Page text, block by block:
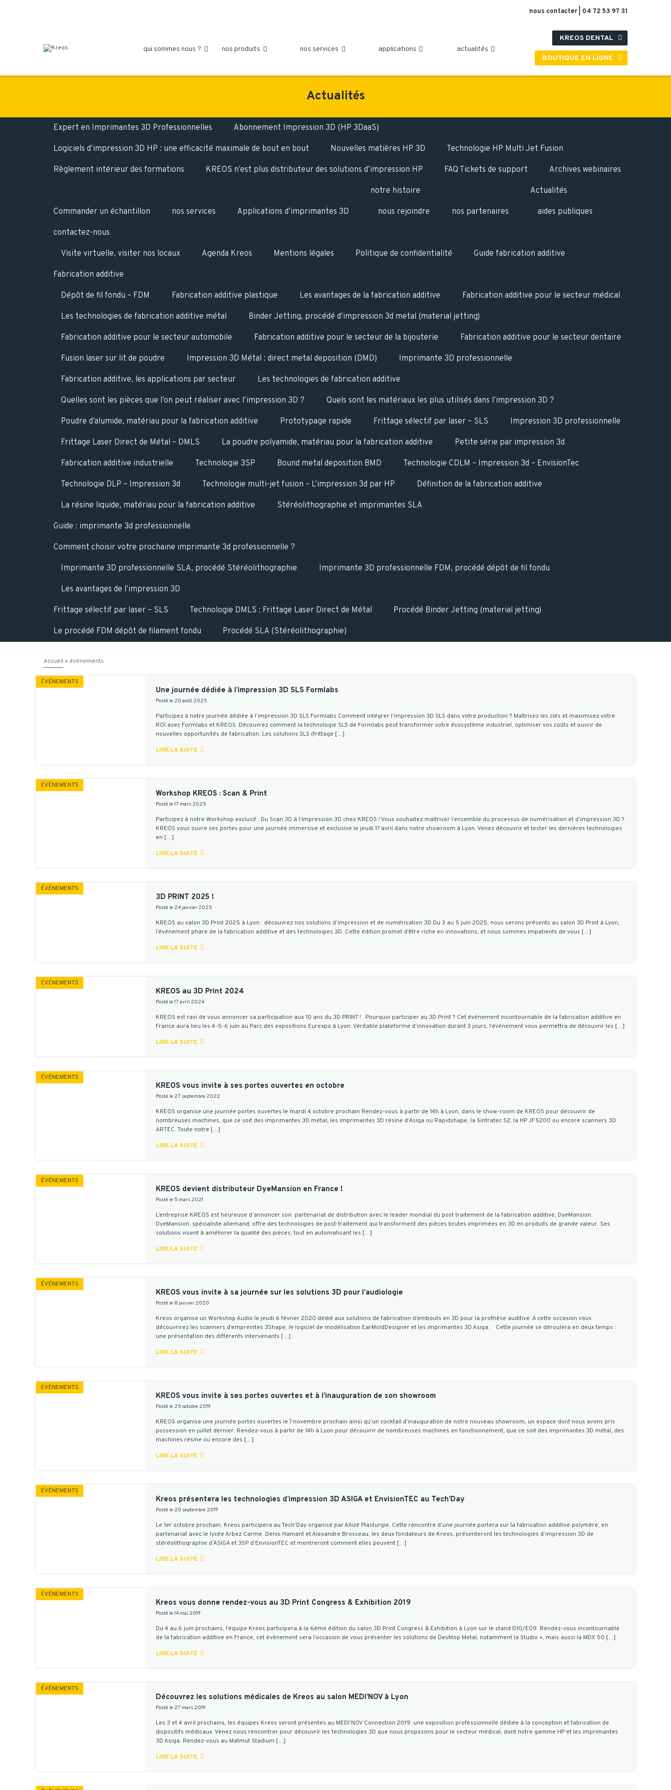
nous contacter 04 72 53 97 31
qui sommes nous ?  nos produits  nos services  applications  actualités 
KREOS DENTAL 
BOUTIQUE EN LIGNE 
Actualités
Expert en Imprimantes 3D Professionnelles Abonnement Impression 3D (HP 3DaaS)
Logiciels d’impression 3D HP : une efficacité maximale de bout en bout Nouvelles matières HP 3D Technologie HP Multi Jet Fusion
Règlement intérieur des formations KREOS n’est plus distributeur des solutions d’impression HP FAQ Tickets de support Archives webinaires
Commander un échantillon nos services Applications d’imprimantes 3D
notre histoire
nous rejoindre nos partenaires
Actualités
aides publiques
contactez-nous
Visite virtuelle, visiter nos locaux Agenda Kreos Mentions légales Politique de confidentialité Guide fabrication additive
Fabrication additive
Dépôt de fil fondu – FDM Fabrication additive plastique Les avantages de la fabrication additive Fabrication additive pour le secteur médical
Les technologies de fabrication additive métal Binder Jetting, procédé d’impression 3d metal (material jetting)
Fabrication additive pour le secteur automobile Fabrication additive pour le secteur de la bijouterie Fabrication additive pour le secteur dentaire
Fusion laser sur lit de poudre Impression 3D Métal : direct metal deposition (DMD) Imprimante 3D professionnelle
Fabrication additive, les applications par secteur Les technologies de fabrication additive
Quelles sont les pièces que l’on peut réaliser avec l’impression 3D ? Quels sont les matériaux les plus utilisés dans l’impression 3D ?
Poudre d’alumide, matériau pour la fabrication additive Prototypage rapide Frittage sélectif par laser – SLS Impression 3D professionnelle
Frittage Laser Direct de Métal – DMLS La poudre polyamide, matériau pour la fabrication additive Petite série par impression 3d
Fabrication additive industrielle Technologie 3SP Bound metal deposition BMD Technologie CDLM – Impression 3d – EnvisionTec
Technologie DLP – Impression 3d Technologie multi-jet fusion – L’impression 3d par HP Définition de la fabrication additive
La résine liquide, matériau pour la fabrication additive Stéréolithographie et imprimantes SLA
Guide : imprimante 3d professionnelle
Comment choisir votre prochaine imprimante 3d professionnelle ?
Imprimante 3D professionnelle SLA, procédé Stéréolithographie Imprimante 3D professionnelle FDM, procédé dépôt de fil fondu
Les avantages de l’impression 3D
Frittage sélectif par laser – SLS Technologie DMLS : Frittage Laser Direct de Métal Procédé Binder Jetting (material jetting)
Le procédé FDM dépôt de filament fondu Procédé SLA (Stéréolithographie)
Accueil » événements
ÉVÉNEMENTS
Une journée dédiée à l’impression 3D SLS Formlabs
Posté le 20 août 2025
Participez à notre journée dédiée à l’impression 3D SLS Formlabs Comment intégrer l’impression 3D SLS dans votre production ? Maîtrisez les clés et maximisez votre
ROI avec Formlabs et KREOS. Découvrez comment la technologie SLS de Formlabs peut transformer votre écosystème industriel, optimiser vos coûts et ouvrir de
nouvelles opportunités de fabrication. Les solutions SLS (frittage […]
LIRE LA SUITE 
ÉVÉNEMENTS
Workshop KREOS : Scan & Print
Posté le 17 mars 2025
Participez à notre Workshop exclusif : Du Scan 3D à l’Impression 3D chez KREOS ! Vous souhaitez maîtriser l’ensemble du processus de numérisation et d’impression 3D ?
KREOS vous ouvre ses portes pour une journée immersive et exclusive le jeudi 17 avril dans notre showroom à Lyon. Venez découvrir et tester les dernières technologies
en […]
LIRE LA SUITE 
ÉVÉNEMENTS
3D PRINT 2025 !
Posté le 24 janvier 2025
KREOS au salon 3D Print 2025 à Lyon : découvrez nos solutions d’impression et de numérisation 3D Du 3 au 5 juin 2025, nous serons présents au salon 3D Print à Lyon,
l’événement phare de la fabrication additive et des technologies 3D. Cette édition promet d’être riche en innovations, et nous sommes impatients de vous […]
LIRE LA SUITE 
ÉVÉNEMENTS
KREOS au 3D Print 2024
Posté le 17 avril 2024
KREOS est ravi de vous annoncer sa participation aux 10 ans du 3D PRINT ! Pourquoi participer au 3D Print ? Cet événement incontournable de la fabrication additive en
France aura lieu les 4-5-6 juin au Parc des expositions Eurexpo à Lyon. Véritable plateforme d’innovation durant 3 jours, l’événement vous permettra de découvrir les […]
LIRE LA SUITE 
ÉVÉNEMENTS
KREOS vous invite à ses portes ouvertes en octobre
Posté le 27 septembre 2022
KREOS organise une journée portes ouvertes le mardi 4 octobre prochain Rendez-vous à partir de 14h à Lyon, dans le show-room de KREOS pour découvrir de
nombreuses machines, que ce soit des imprimantes 3D métal, les imprimantes 3D résine d’Asiga ou Rapidshape, la Sintratec S2, la HP JF5200 ou encore scanners 3D
ARTEC. Toute notre […]
LIRE LA SUITE 
ÉVÉNEMENTS
KREOS devient distributeur DyeMansion en France !
Posté le 5 mars 2021
L’entreprise KREOS est heureuse d’annoncer son partenariat de distribution avec le leader mondial du post traitement de la fabrication additive, DyeMansion.
DyeMansion, spécialiste allemand, offre des technologies de post-traitement qui transforment des pièces brutes imprimées en 3D en produits de grande valeur. Ses
solutions visent à améliorer la qualité des pièces, tout en automatisant les […]
LIRE LA SUITE 
ÉVÉNEMENTS
KREOS vous invite à sa journée sur les solutions 3D pour l’audiologie
Posté le 8 janvier 2020
Kreos organise un Workshop Audio le jeudi 6 février 2020 dédié aux solutions de fabrication d’embouts en 3D pour la prothèse auditive. A cette occasion vous
découvrirez les scanners d’empreintes 3Shape, le logiciel de modélisation EarMoldDesigner et les imprimantes 3D Asiga. Cette journée se déroulera en deux temps :
une présentation des différents intervenants […]
LIRE LA SUITE 
ÉVÉNEMENTS
KREOS vous invite à ses portes ouvertes et à l’inauguration de son showroom
Posté le 25 octobre 2019
KREOS organise une journée portes ouvertes le 7 novembre prochain ainsi qu’un cocktail d’inauguration de notre nouveau showroom, un espace dont nous avons pris
possession en juillet dernier. Rendez-vous à partir de 14h à Lyon pour découvrir de nombreuses machines en fonctionnement, que ce soit des imprimantes 3D métal, des
machines résine ou encore des […]
LIRE LA SUITE 
ÉVÉNEMENTS
Kreos présentera les technologies d’impression 3D ASIGA et EnvisionTEC au Tech’Day
Posté le 20 septembre 2019
Le 1er octobre prochain, Kreos participera au Tech’Day organisé par Allizé Plasturgie. Cette rencontre d’une journée portera sur la fabrication additive polymère, en
partenariat avec le lycée Arbez Carme. Denis Hamant et Alexandre Brosseau, les deux fondateurs de Kreos, présenteront les technologies d’impression 3D de
stéréolithographie d’ASIGA et 3SP d’EnvisionTEC et montreront comment elles peuvent […]
LIRE LA SUITE 
ÉVÉNEMENTS
Kreos vous donne rendez-vous au 3D Print Congress & Exhibition 2019
Posté le 14 mai 2019
Du 4 au 6 juin prochains, l’équipe Kreos participera à la 6ème édition du salon 3D Print Congress & Exhibition à Lyon sur le stand D10/E09. Rendez-vous incontournable
de la fabrication additive en France, cet évènement sera l’occasion de vous présenter les solutions de Desktop Metal, notamment la Studio +, mais aussi la MDX 50 […]
LIRE LA SUITE 
ÉVÉNEMENTS
Découvrez les solutions médicales de Kreos au salon MEDI’NOV à Lyon
Posté le 27 mars 2019
Les 3 et 4 avril prochains, les équipes Kreos seront présentes au MEDI’NOV Connection 2019, une exposition professionnelle dédiée à la conception et fabrication de
dispositifs médicaux. Venez nous rencontrer pour découvrir les technologies 3D que nous proposons pour le secteur médical, dont notre gamme HP et les imprimantes
3D Asiga. Rendez-vous au Matmut Stadium […]
LIRE LA SUITE 